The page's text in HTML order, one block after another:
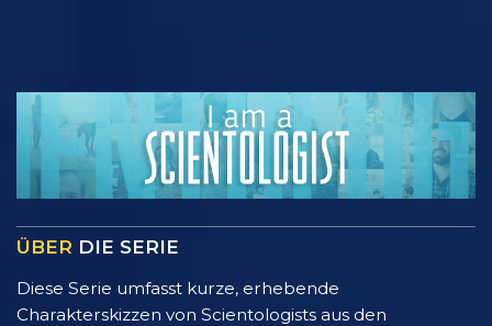
ÜBER DIE SERIE
Diese Serie umfasst kurze, erhebende
Charakterskizzen von Scientologists aus den